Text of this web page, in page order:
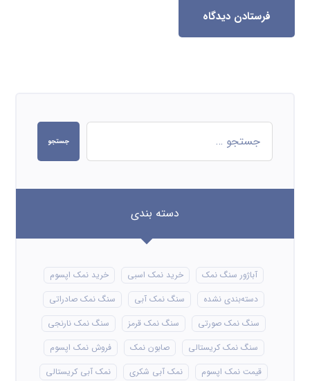
فرستادن دیدگاه
جستجو
دسته بندی
آباژور سنگ نمک خرید نمک اسبی
خرید نمک اپسوم
دسته‌بندی نشده
سنگ نمک آبی
سنگ نمک صادراتی
سنگ نمک صورتی
سنگ نمک قرمز
سنگ نمک نارنجی
سنگ نمک کریستالی
صابون نمک
فروش نمک اپسوم
قیمت نمک اپسوم
نمک آبی شکری
نمک آبی کریستالی